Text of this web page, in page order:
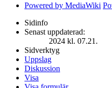
Powered by MediaWiki
Sidinfo
Senast uppdaterad:
2024 kl. 07.21.
Sidverktyg
Uppslag
Diskussion
Visa